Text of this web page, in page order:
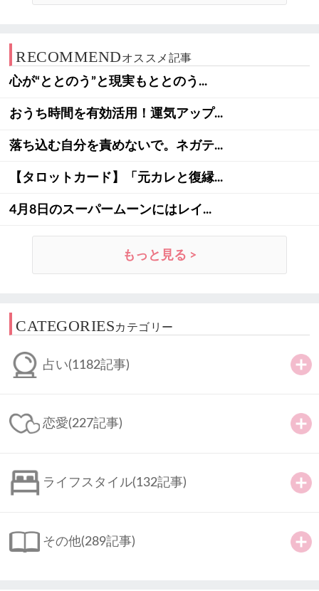
RECOMMENDオススメ記事
心が“ととのう”と現実もととのう...
おうち時間を有効活用！運気アップ...
落ち込む自分を責めないで。ネガテ...
【タロットカード】「元カレと復縁...
4月8日のスーパームーンにはレイ...
もっと見る >
CATEGORIESカテゴリー
占い(1182記事)
恋愛(227記事)
ライフスタイル(132記事)
その他(289記事)